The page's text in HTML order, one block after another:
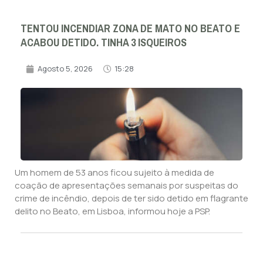
TENTOU INCENDIAR ZONA DE MATO NO BEATO E
ACABOU DETIDO. TINHA 3 ISQUEIROS
Agosto 5, 2026 15:28
Um homem de 53 anos ficou sujeito à medida de
coação de apresentações semanais por suspeitas do
crime de incêndio, depois de ter sido detido em flagrante
delito no Beato, em Lisboa, informou hoje a PSP.